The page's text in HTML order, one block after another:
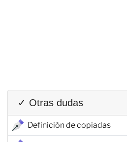
✓ Otras dudas
Definición de copiadas